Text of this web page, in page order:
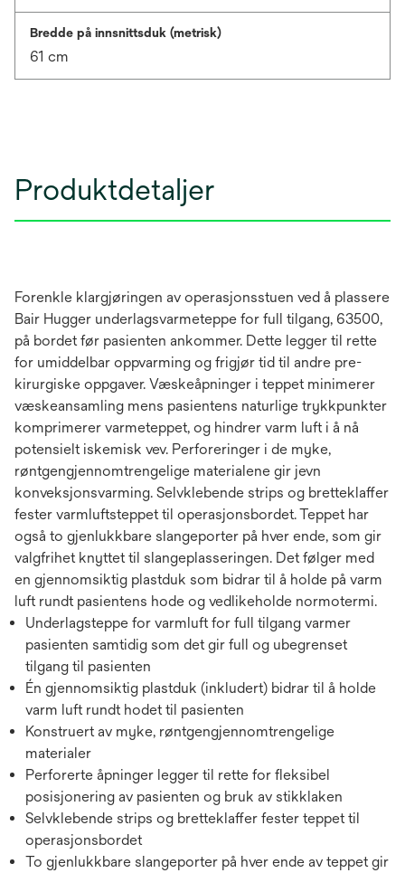
Bredde på innsnittsduk (metrisk)
61 cm
Produktdetaljer
Forenkle klargjøringen av operasjonsstuen ved å plassere
Bair Hugger underlagsvarmeteppe for full tilgang, 63500,
på bordet før pasienten ankommer. Dette legger til rette
for umiddelbar oppvarming og frigjør tid til andre pre-
kirurgiske oppgaver. Væskeåpninger i teppet minimerer
væskeansamling mens pasientens naturlige trykkpunkter
komprimerer varmeteppet, og hindrer varm luft i å nå
potensielt iskemisk vev. Perforeringer i de myke,
røntgengjennomtrengelige materialene gir jevn
konveksjonsvarming. Selvklebende strips og bretteklaffer
fester varmluftsteppet til operasjonsbordet. Teppet har
også to gjenlukkbare slangeporter på hver ende, som gir
valgfrihet knyttet til slangeplasseringen. Det følger med
en gjennomsiktig plastduk som bidrar til å holde på varm
luft rundt pasientens hode og vedlikeholde normotermi.
Underlagsteppe for varmluft for full tilgang varmer
pasienten samtidig som det gir full og ubegrenset
tilgang til pasienten
Én gjennomsiktig plastduk (inkludert) bidrar til å holde
varm luft rundt hodet til pasienten
Konstruert av myke, røntgengjennomtrengelige
materialer
Perforerte åpninger legger til rette for fleksibel
posisjonering av pasienten og bruk av stikklaken
Selvklebende strips og bretteklaffer fester teppet til
operasjonsbordet
To gjenlukkbare slangeporter på hver ende av teppet gir